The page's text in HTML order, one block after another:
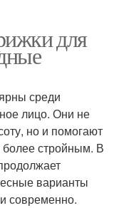
для
среди
лицо. Они не
но и помогают
более стройным. В
варианты
современно.